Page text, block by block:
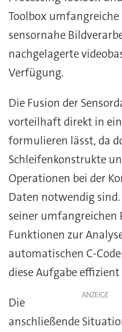
Toolbox
sensornahe
nachgelagerte
Verfügung.
Die Fusion der
vorteilhaft direkt in
formulieren lässt, da
Schleifenkonstrukte
Operationen bei der
Daten notwendig
seiner umfangreichen
Funktionen zur
automatischen C-
diese Aufgabe effizient
ANZEIGE
Die
anschließende